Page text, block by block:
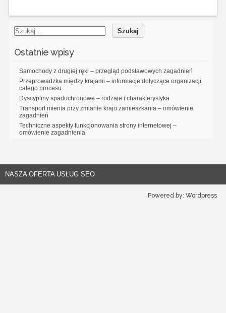
Ostatnie wpisy
Samochody z drugiej ręki – przegląd podstawowych zagadnień
Przeprowadzka między krajami – informacje dotyczące organizacji
całego procesu
Dyscypliny spadochronowe – rodzaje i charakterystyka
Transport mienia przy zmianie kraju zamieszkania – omówienie
zagadnień
Techniczne aspekty funkcjonowania strony internetowej –
omówienie zagadnienia
NASZA OFERTA USŁUG SEO
Powered by:Wordpress